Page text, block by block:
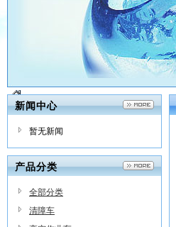
新闻中心
暂无新闻
产品分类
全部分类
清障车